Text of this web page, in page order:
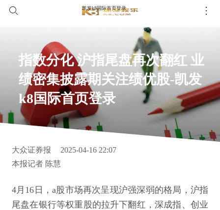
凯发k8国际首页登录
指数分化 沪指尾盘再次翻红 业
绩密集披露期关注绩优股-凯发
k8国际首页登录
大众证券报
2025-04-16 22:07
本报记者 陈慧
4月16日，a股市场再次呈现沪强深弱的格局，沪指
尾盘在银行等权重股的拉升下翻红，深成指、创业